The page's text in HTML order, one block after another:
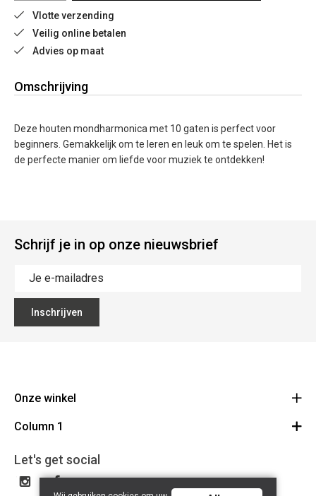
Vlotte verzending
Veilig online betalen
Advies op maat
Omschrijving
Deze houten mondharmonica met 10 gaten is perfect voor
beginners. Gemakkelijk om te leren en leuk om te spelen. Het is
de perfecte manier om liefde voor muziek te ontdekken!
Schrijf je in op onze nieuwsbrief
Inschrijven
Onze winkel
Mallebergplaats 13 - 8000 Brugge
050/33 25 75
BE 0648.822.409
Column 1
Cadeaubon
Let's get social